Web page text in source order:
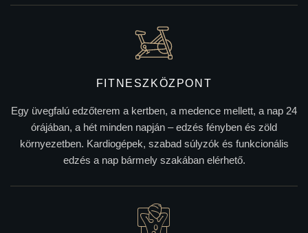
FITNESZKÖZPONT
Egy üvegfalú edzőterem a kertben, a medence mellett, a nap 24
órájában, a hét minden napján – edzés fényben és zöld
környezetben. Kardiogépek, szabad súlyzók és funkcionális
edzés a nap bármely szakában elérhető.